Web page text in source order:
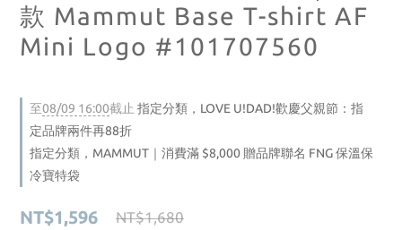
款 Mammut Base T-shirt AF
Mini Logo #101707560
至08/09 16:00截止 指定分類，LOVE U!DAD!歡慶父親節：指
定品牌兩件再88折
指定分類，MAMMUT｜消費滿 $8,000 贈品牌聯名 FNG 保溫保
冷寶特袋
NT$1,596 NT$1,680